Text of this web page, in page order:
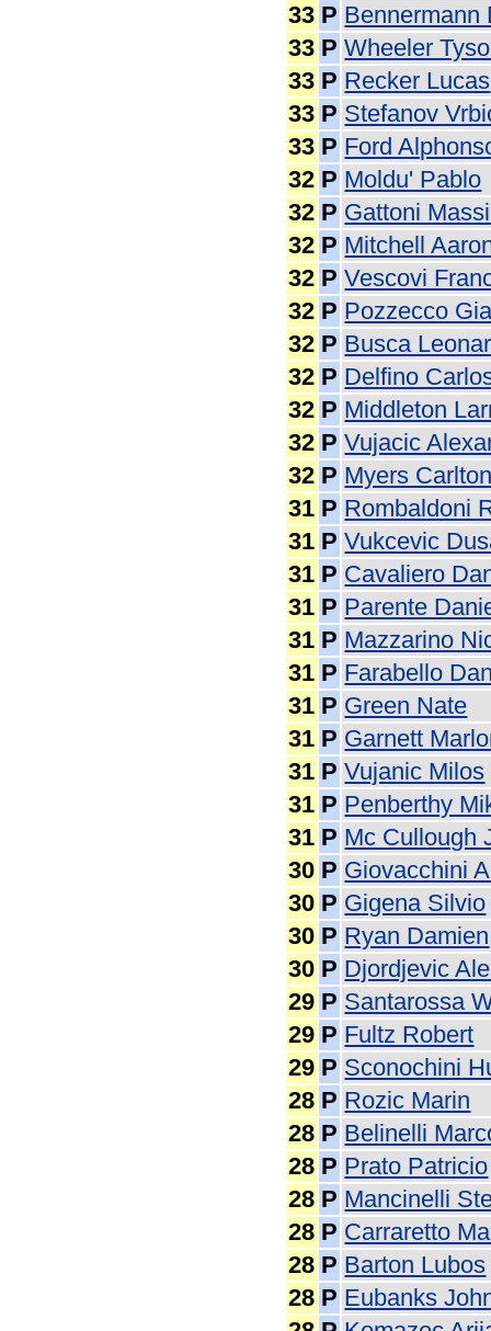
33 P Bennermann
33 P Wheeler
33 P Recker Lucas
33 P Stefanov
33 P Ford
32 P Moldu' Pablo
32 P Gattoni
32 P Mitchell
32 P Vescovi
32 P Pozzecco
32 P Busca
32 P Delfino
32 P Middleton
32 P Vujacic
32 P Myers
31 P Rombaldoni
31 P Vukcevic
31 P Cavaliero
31 P Parente
31 P Mazzarino
31 P Farabello
31 P Green Nate
31 P Garnett
31 P Vujanic Milos
31 P Penberthy
31 P Mc Cullough
30 P Giovacchini
30 P Gigena Silvio
30 P Ryan Damien
30 P Djordjevic
29 P Santarossa
29 P Fultz Robert
29 P Sconochini
28 P Rozic Marin
28 P Belinelli
28 P Prato Patricio
28 P Mancinelli
28 P Carraretto
28 P Barton Lubos
28 P Eubanks